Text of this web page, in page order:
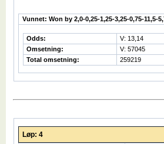
Vunnet: Won by 2,0-0,25-1,25-3,25-0,75-11,5-
Odds: V: 13,14
Omsetning:
V: 57045
Total omsetning:
259219
Løp: 4